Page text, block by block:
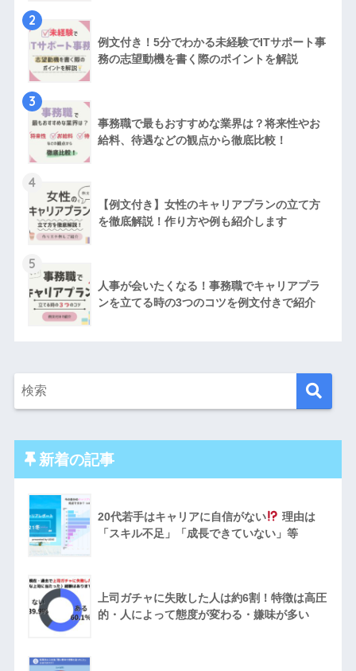
2
例文付き！5分でわかる未経験でITサポート事
務の志望動機を書く際のポイントを解説
3
事務職で最もおすすめな業界は？将来性やお
給料、待遇などの観点から徹底比較！
4
【例文付き】女性のキャリアプランの立て方
を徹底解説！作り方や例も紹介します
5
人事が会いたくなる！事務職でキャリアプラ
ンを立てる時の3つのコツを例文付きで紹介
新着の記事
20代若手はキャリアに自信がない
理由は
「スキル不足」「成長できていない」等
上司ガチャに失敗した人は約6割！特徴は高圧
的・人によって態度が変わる・嫌味が多い